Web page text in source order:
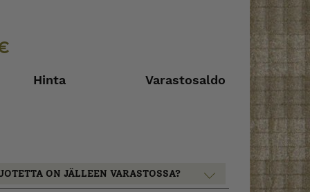
Hinta Varastosaldo
ON JÄLLEEN VARASTOSSA?